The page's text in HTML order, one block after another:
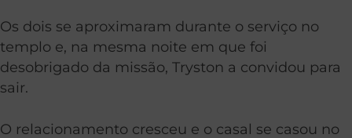
Os dois se aproximaram durante o serviço no
templo e, na mesma noite em que foi
desobrigado da missão, Tryston a convidou para
sair.
O relacionamento cresceu e o casal se casou no